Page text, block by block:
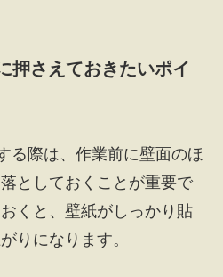
押さえておきたいポイ
る際は、作業前に壁面のほ
としておくことが重要で
くと、壁紙がしっかり貼
りになります。